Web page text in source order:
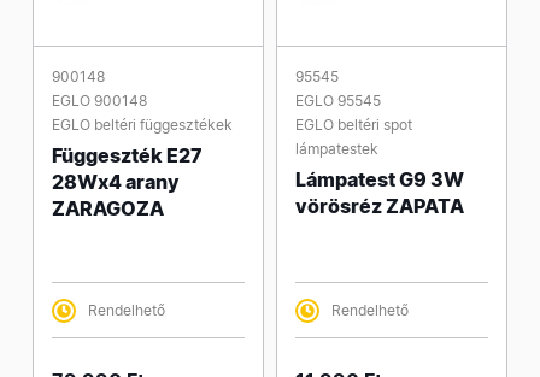
900148
EGLO 900148
EGLO beltéri függesztékek
Függeszték E27
28Wx4 arany
ZARAGOZA
Rendelhető
95545
EGLO 95545
EGLO beltéri spot
lámpatestek
Lámpatest G9 3W
vörösréz ZAPATA
Rendelhető